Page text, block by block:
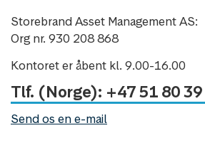
Storebrand Asset Management AS:
Org nr. 930 208 868
Kontoret er åbent kl. 9.00-16.00
Tlf. (Norge): +47 51 80
Send os en e-mail